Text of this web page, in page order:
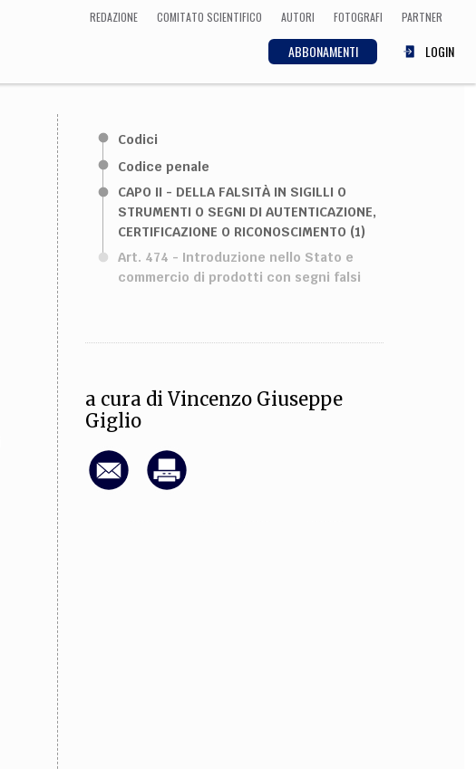
REDAZIONE COMITATO SCIENTIFICO AUTORI FOTOGRAFI PARTNER
ABBONAMENTI LOGIN
ECONOMIA
Biologia, Cifrematica,
Medicina
CULTURA
Arte, Cinema, Musica,
Codici
Codice penale
CAPO II - DELLA FALSITÀ IN SIGILLI O
STRUMENTI O SEGNI DI AUTENTICAZIONE,
CERTIFICAZIONE O RICONOSCIMENTO (1)
Art. 474 - Introduzione nello Stato e
commercio di prodotti con segni falsi
a cura di Vincenzo Giuseppe
Giglio